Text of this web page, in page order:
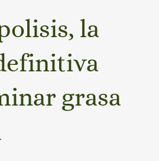
la
grasa